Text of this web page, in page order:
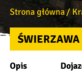
Strona główna
ŚWIERZAWA
Opis